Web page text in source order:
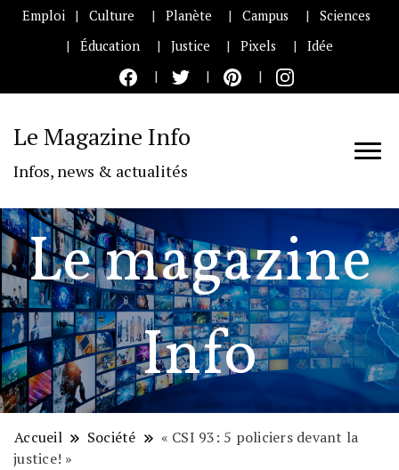
Emploi Culture Planète Campus
Sciences
Éducation
Justice Pixels Idée
Le Magazine Info
Infos, news & actualités
Le magazine
Info
Accueil Société
« CSI 93: 5 policiers devant la
justice! »